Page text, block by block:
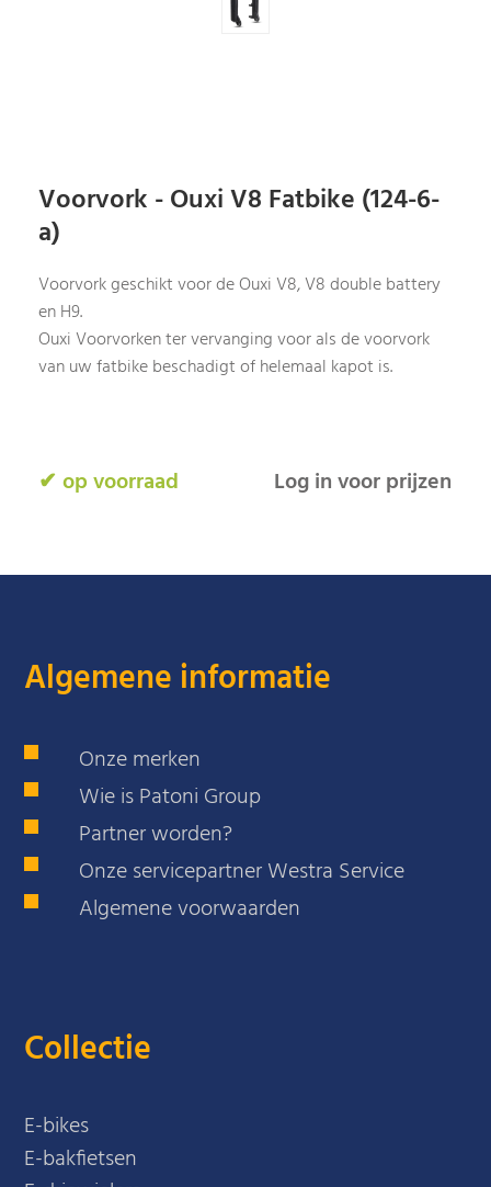
Voorvork - Ouxi V8 Fatbike (124-6-
a)
Voorvork geschikt voor de Ouxi V8, V8 double battery
en H9.
Ouxi Voorvorken ter vervanging voor als de voorvork
van uw fatbike beschadigt of helemaal kapot is.
✔ op voorraad Log in voor prijzen
Algemene informatie
Onze merken
Wie is Patoni Group
Partner worden?
Onze servicepartner Westra Service
Algemene voorwaarden
Collectie
E-bikes
E-bakfietsen